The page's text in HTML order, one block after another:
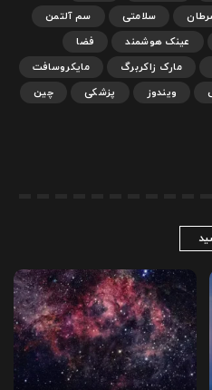
سلامتی
سم آلتمن
عینک هوشمند
فضا
مارک زاکربرگ
مایکروسافت
ویندوز پزشکی
چین